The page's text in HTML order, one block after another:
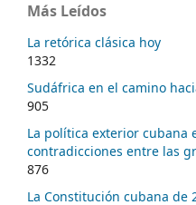
Más Leídos
La retórica clásica hoy
1332
Sudáfrica en el camino
905
La política exterior cubana
contradicciones entre las
876
La Constitución cubana de